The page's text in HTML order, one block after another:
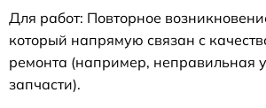
Для работ: Повторное
который напрямую связан с
ремонта (например, неправильная
запчасти).